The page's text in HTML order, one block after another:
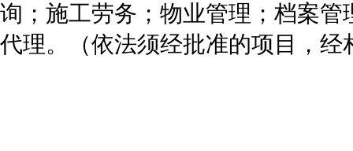
询；施工劳务；物业管理；档案
代理。（依法须经批准的项目，